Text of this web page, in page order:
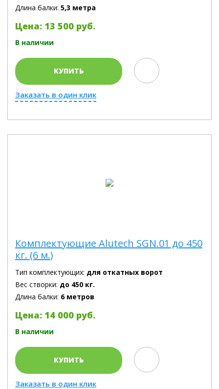
Длина балки: 5,3 метра
Цена: 13 500 руб.
В наличии
КУПИТЬ
Заказать в один клик
Комплектующие Alutech SGN.01 до 450
кг. (6 м.)
Тип комплектующих: для откатных ворот
Вес створки: до 450 кг.
Длина балки: 6 метров
Цена: 14 000 руб.
В наличии
КУПИТЬ
Заказать в один клик